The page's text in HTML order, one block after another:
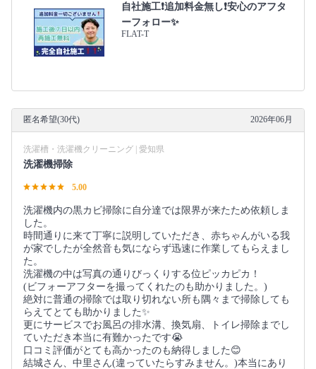
自社施工❗️追加料金無し❗️安心のアフタ
ーフォロー✨
FLAT-T
匿名希望(30代) 2026年06月
洗濯槽・洗濯機クリーニング | 愛知県
洗濯機掃除
5.00
洗濯機内の黒カビ掃除に自分達では限界が来たため依頼しま
した。
時間通りに来て丁寧に説明していただき、赤ちゃんがいる我
が家でしたが全然音も気にならず迅速に作業してもらえまし
た。
洗濯機の中は写真の通りびっくりする位ピッカピカ！
(ビフォーアフターを撮ってくれたのも助かりました。)
絶対に普通の掃除では取り切れない所も隅々まで掃除しても
らえてとても助かりました✨
更にサービスでお風呂の排水溝、換気扇、トイレ掃除までし
ていただき本当に有難かったです😭
口コミ評価がとても高かったのも納得しました😊
結城さん、中里さん(違っていたらすみません。)本当にあり